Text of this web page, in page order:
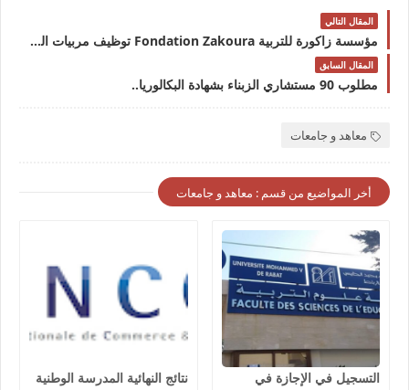
المقال التالي
مؤسسة زاكورة للتربية Fondation Zakoura توظيف مربيات التعليم الأولي برسم سنة 2025
المقال السابق
مطلوب 90 مستشاري الزبناء بشهادة البكالوريا..
معاهد و جامعات
أخر المواضيع من قسم : معاهد و جامعات
التسجيل في الإجازة في
نتائج النهائية المدرسة الوطنية